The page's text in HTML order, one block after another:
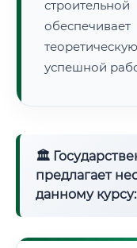
успешной
🏛
предлагает
данному курсу: